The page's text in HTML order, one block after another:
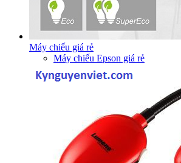
Máy chiếu giá rẻ
Máy chiếu Epson giá rẻ